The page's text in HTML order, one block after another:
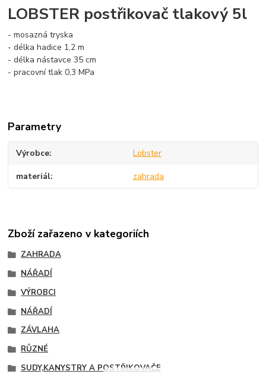
LOBSTER postřikovač tlakový 5l
- mosazná tryska
- délka hadice 1,2 m
- délka nástavce 35 cm
- pracovní tlak 0,3 MPa
Parametry
Výrobce Lobster
materiál zahrada
Zboží zařazeno v kategoriích
ZAHRADA
NÁŘADÍ
VÝROBCI
NÁŘADÍ
ZÁVLAHA
RŮZNÉ
SUDY,KANYSTRY A POSTŘIKOVAČE